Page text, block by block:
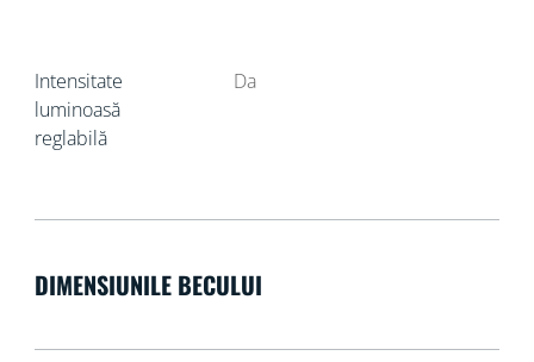
Intensitate
luminoasă
reglabilă
Da
DIMENSIUNILE BECULUI